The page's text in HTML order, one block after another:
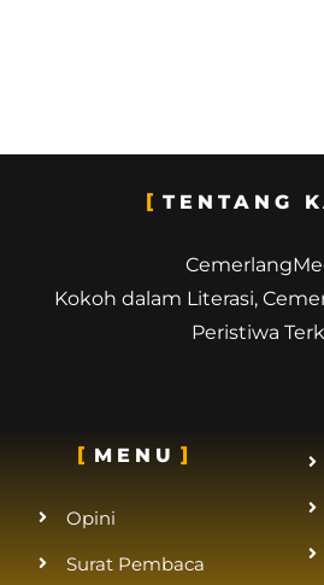
TENTANG
Kokoh dalam Literasi,
Peristiwa
MENU
Opini
Surat Pembaca